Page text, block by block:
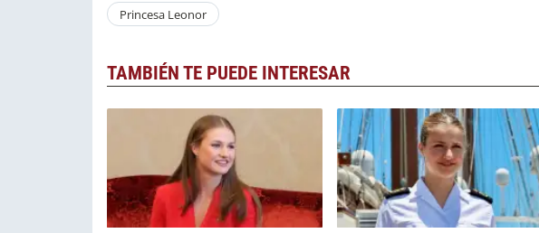
Princesa Leonor
TAMBIÉN TE PUEDE INTERESAR